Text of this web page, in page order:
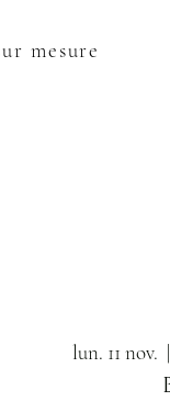
mesure
lun. 11 nov.
  |